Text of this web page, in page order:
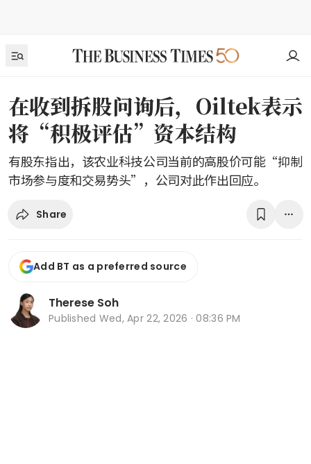
在收到拆股问询后，Oiltek表示
将“积极评估”资本结构
有股东指出，该农业科技公司当前的高股价可能“抑制
市场参与度和交易势头”，公司对此作出回应。
Share
Add BT as a preferred source
Therese Soh
Published Wed, Apr 22, 2026 · 08:36 PM